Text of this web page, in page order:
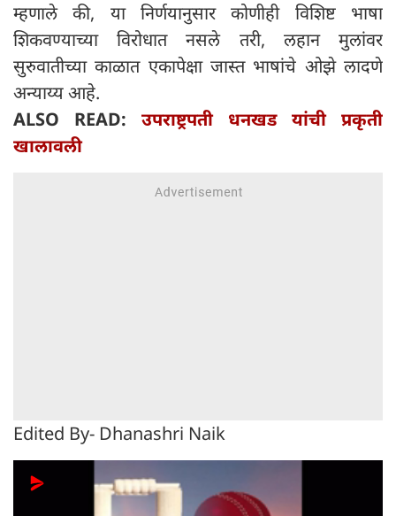
म्हणाले की, या निर्णयानुसार कोणीही विशिष्ट भाषा
शिकवण्याच्या विरोधात नसले तरी, लहान मुलांवर
सुरुवातीच्या काळात एकापेक्षा जास्त भाषांचे ओझे लादणे
अन्याय्य आहे.
ALSO READ: उपराष्ट्रपती धनखड यांची प्रकृती
खालावली
Edited By- Dhanashri Naik